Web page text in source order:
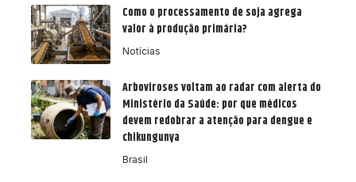
Como o processamento de soja agrega
valor à produção primária?
Notícias
Arboviroses voltam ao radar com alerta do
Ministério da Saúde: por que médicos
devem redobrar a atenção para dengue e
chikungunya
Brasil